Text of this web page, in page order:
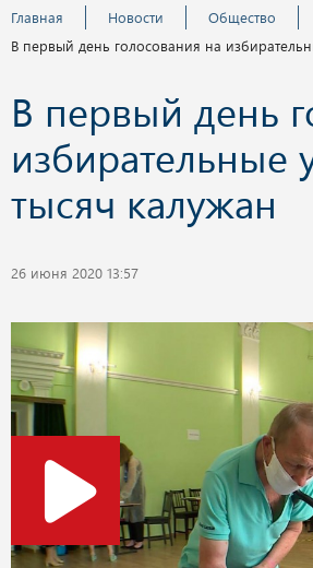
Главная Новости
Общество
В первый день голосования на
В первый день
избирательные
тысяч калужан
26 июня 2020 13:57